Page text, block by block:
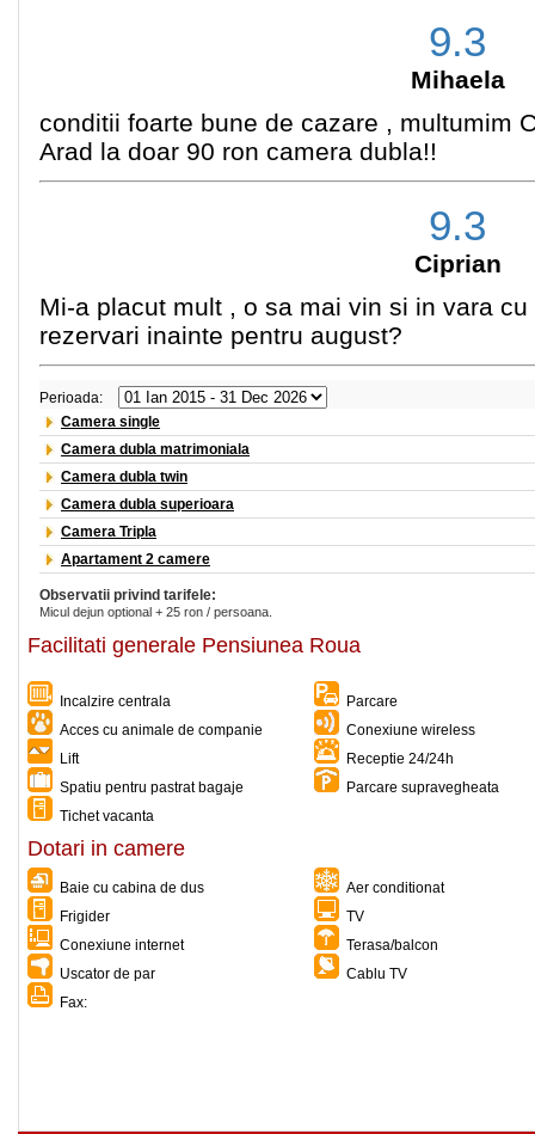
9.3
Mihaela
conditii foarte bune de cazare , multumim
Arad la doar 90 ron camera dubla!!
9.3
Ciprian
Mi-a placut mult , o sa mai vin si in vara
rezervari inainte pentru august?
Perioada:
Camera single
Camera dubla matrimoniala
Camera dubla twin
Camera dubla superioara
Camera Tripla
Apartament 2 camere
Observatii privind tarifele:
Micul dejun optional + 25 ron / persoana.
Facilitati generale Pensiunea Roua
Incalzire centrala
Parcare
Acces cu animale de companie
Conexiune wireless
Lift
Receptie 24/24h
Spatiu pentru pastrat bagaje
Parcare supravegheata
Tichet vacanta
Dotari in camere
Baie cu cabina de dus
Aer conditionat
Frigider
TV
Conexiune internet
Terasa/balcon
Uscator de par
Cablu TV
Fax: